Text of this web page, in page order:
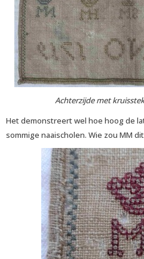
Achterzijde met
Het demonstreert wel hoe hoog de
sommige naaischolen. Wie zou MM